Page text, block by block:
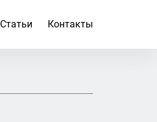
Статьи Контакты